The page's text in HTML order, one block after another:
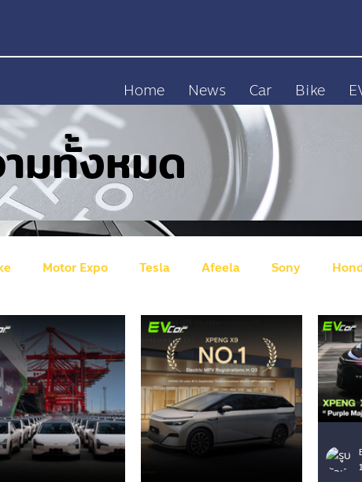
Home News Car Bike
มทั้งหมด
Motor Expo Tesla Afeela Sony
GWM (Great Wall Motors)
Lexus Cadillac Jiangnan Toyota